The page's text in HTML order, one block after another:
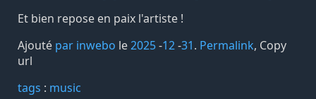
Et bien repose en paix l'artiste !
Ajouté par inwebo le2025-12-31. Permalink, Copy
url
tags️ : music